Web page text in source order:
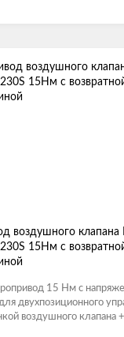
воздушного клапана
230S 15Нм с
15 Нм с
двухпозиционного
воздушного клапана +